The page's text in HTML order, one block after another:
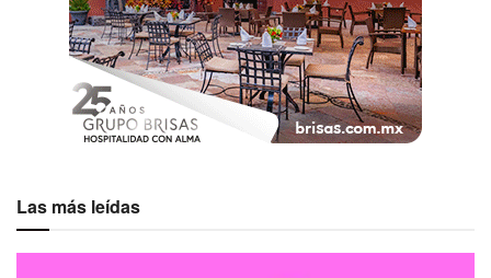
Las más leídas